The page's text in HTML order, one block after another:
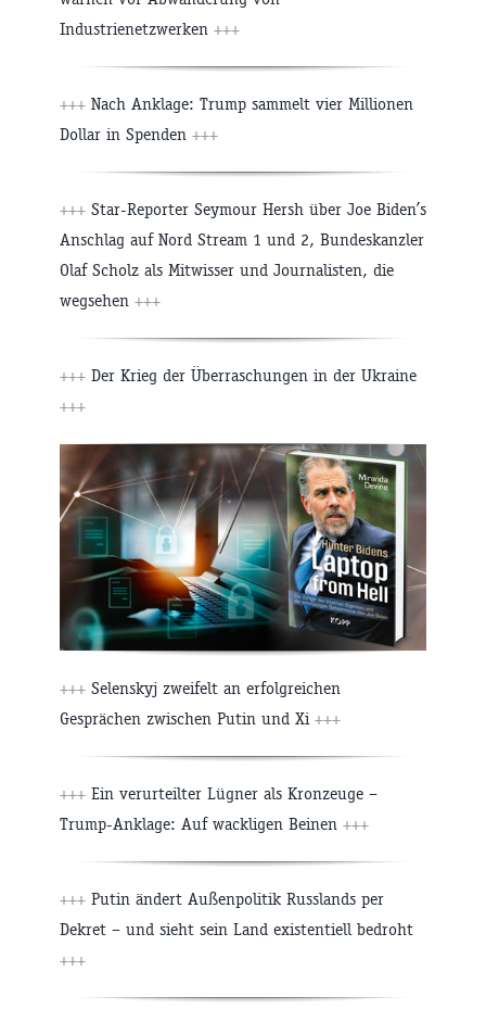
Industrienetzwerken +++
+++ Nach Anklage: Trump sammelt vier Millionen
Dollar in Spenden +++
+++ Star-Reporter Seymour Hersh über Joe Biden’s
Anschlag auf Nord Stream 1 und 2, Bundeskanzler
Olaf Scholz als Mitwisser und Journalisten, die
wegsehen +++
+++ Der Krieg der Überraschungen in der Ukraine
+++
+++ Selenskyj zweifelt an erfolgreichen
Gesprächen zwischen Putin und Xi +++
+++ Ein verurteilter Lügner als Kronzeuge –
Trump-Anklage: Auf wackligen Beinen +++
+++ Putin ändert Außenpolitik Russlands per
Dekret – und sieht sein Land existentiell bedroht
+++